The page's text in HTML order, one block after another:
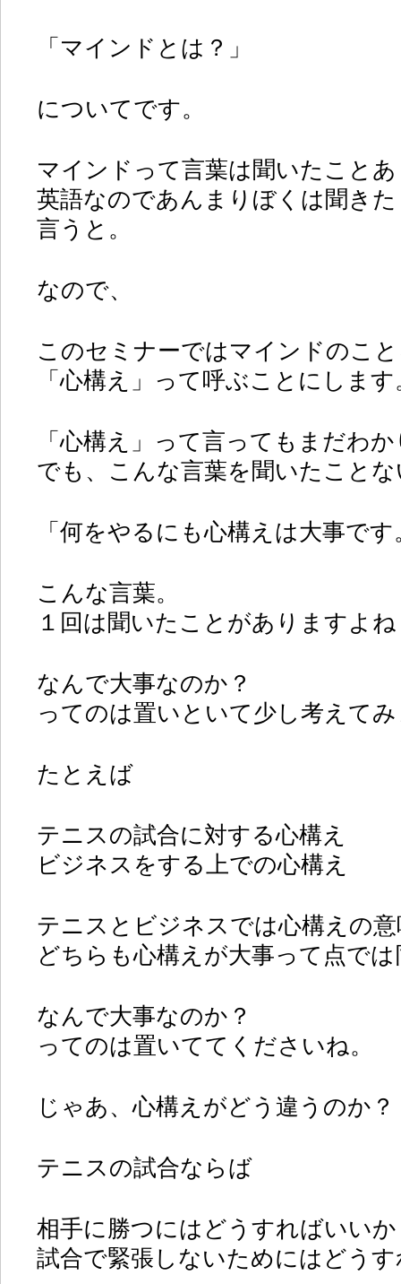
「マインドとは？」
についてです。
マインドって言葉は聞いたこと
英語なのであんまりぼくは聞き
言うと。
なので、
このセミナーではマインドのこ
「心構え」って呼ぶことにします
「心構え」って言ってもまだわ
でも、こんな言葉を聞いたこと
「何をやるにも心構えは大事です
こんな言葉。
１回は聞いたことがありますよね
なんで大事なのか？
ってのは置いといて少し考えて
たとえば
テニスの試合に対する心構え
ビジネスをする上での心構え
テニスとビジネスでは心構えの
どちらも心構えが大事って点で
なんで大事なのか？
ってのは置いててくださいね。
じゃあ、心構えがどう違うのか？
テニスの試合ならば
相手に勝つにはどうすればいいか
試合で緊張しないためにはどう